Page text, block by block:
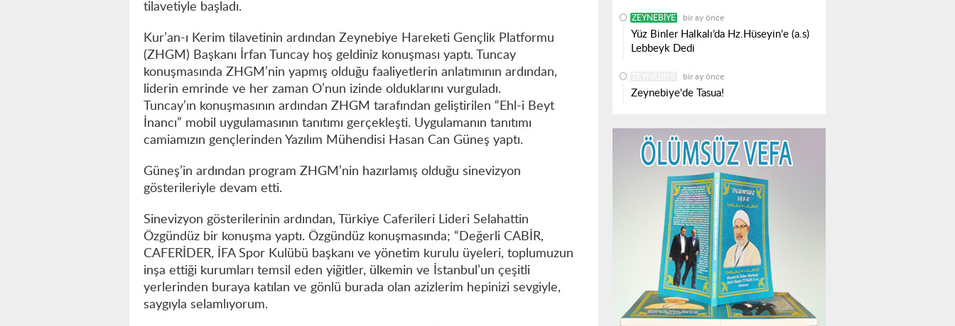
tilavetiyle başladı.
Kur’an-ı Kerim tilavetinin ardından Zeynebiye Hareketi Gençlik Platformu
(ZHGM) Başkanı İrfan Tuncay hoş geldiniz konuşması yaptı. Tuncay
konuşmasında ZHGM’nin yapmış olduğu faaliyetlerin anlatımının ardından,
liderin emrinde ve her zaman O’nun izinde olduklarını vurguladı.
Tuncay’ın konuşmasının ardından ZHGM tarafından geliştirilen “Ehl-i Beyt
İnancı” mobil uygulamasının tanıtımı gerçekleşti. Uygulamanın tanıtımı
camiamızın gençlerinden Yazılım Mühendisi Hasan Can Güneş yaptı.
Güneş’in ardından program ZHGM’nin hazırlamış olduğu sinevizyon
gösterileriyle devam etti.
Sinevizyon gösterilerinin ardından, Türkiye Caferileri Lideri Selahattin
Özgündüz bir konuşma yaptı. Özgündüz konuşmasında; “Değerli CABİR,
CAFERİDER, İFA Spor Kulübü başkanı ve yönetim kurulu üyeleri, toplumuzun
inşa ettiği kurumları temsil eden yiğitler, ülkemin ve İstanbul’un çeşitli
yerlerinden buraya katılan ve gönlü burada olan azizlerim hepinizi sevgiyle,
saygıyla selamlıyorum.
ZEYNEBIYE bir ay önce
Yüz Binler Halkalı’da Hz.Hüseyin'e (a.s)
Lebbeyk Dedi
bir ay önce
Zeynebiye'de Tasua!